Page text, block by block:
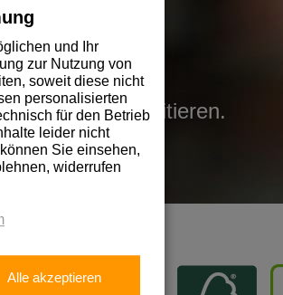
Vorteilen profitieren.
und Ihr
zur Nutzung von
soweit diese nicht
personalisierten
für den Betrieb
leider nicht
Sie einsehen,
widerrufen
Alle akzeptieren